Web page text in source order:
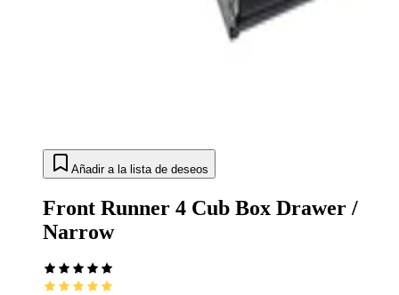
Añadir a la lista de deseos
Front Runner 4 Cub Box Drawer /
Narrow